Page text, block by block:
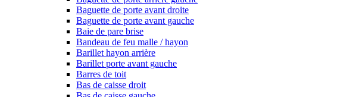
Baguette de porte avant droite
Baguette de porte avant gauche
Baie de pare brise
Bandeau de feu malle / hayon
Barillet hayon arrière
Barillet porte avant gauche
Barres de toit
Bas de caisse droit